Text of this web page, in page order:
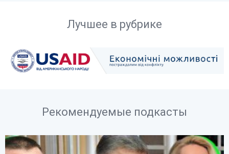
Лучшее в рубрике
Рекомендуемые подкасты